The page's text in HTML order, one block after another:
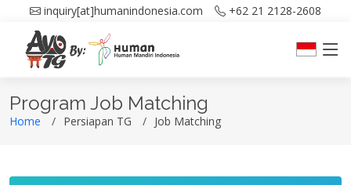
inquiry[at]humanindonesia.com +62 21 2128-2608
Program Job Matching
Home Persiapan TG Job Matching